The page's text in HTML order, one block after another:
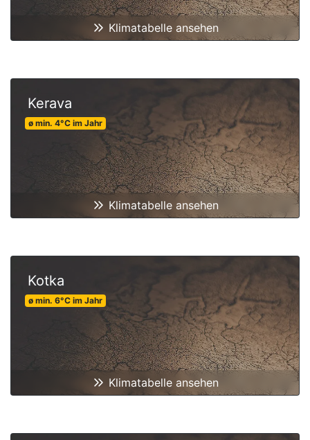
Klimatabelle ansehen
Kerava
ø min. 4°C im Jahr
Klimatabelle ansehen
Kotka
ø min. 6°C im Jahr
Klimatabelle ansehen